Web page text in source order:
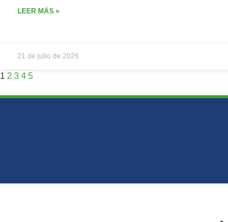
LEER MÁS »
21 de julio de 2026
1 2 3 4 5